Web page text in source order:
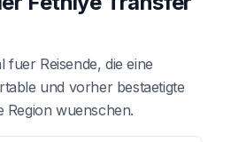
fuer Reisende, die eine
und vorher bestaetigte
Region wuenschen.